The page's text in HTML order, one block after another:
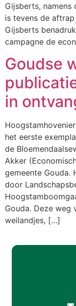
Gijsberts, namens
is tevens de
Gijsberts
campagne de
Goudse
in
het eerste
de
Akker
gemeente Gouda.
door
Gouda. Deze weg
weilandjes, […]